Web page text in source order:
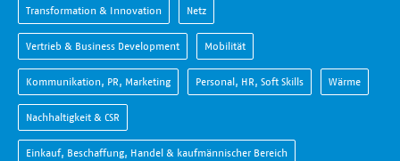
Transformation & Innovation Netz
Vertrieb & Business Development Mobilität
Kommunikation, PR, Marketing Personal, HR, Soft Skills Wärme
Nachhaltigkeit & CSR
Einkauf, Beschaffung, Handel & kaufmännischer Bereich